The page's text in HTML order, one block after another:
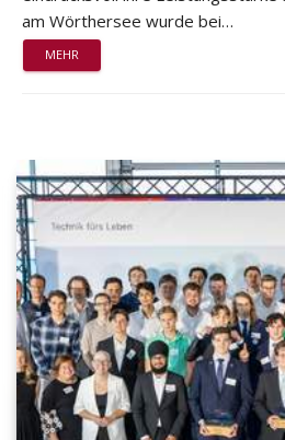
am Wörthersee wurde bei…
MEHR